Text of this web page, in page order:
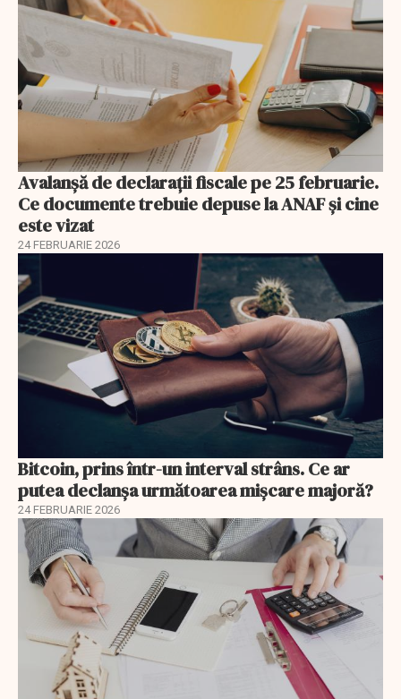
Avalanșă de declarații fiscale pe 25 februarie.
Ce documente trebuie depuse la ANAF și cine
este vizat
24 FEBRUARIE 2026
Bitcoin, prins într-un interval strâns. Ce ar
putea declanșa următoarea mișcare majoră?
24 FEBRUARIE 2026